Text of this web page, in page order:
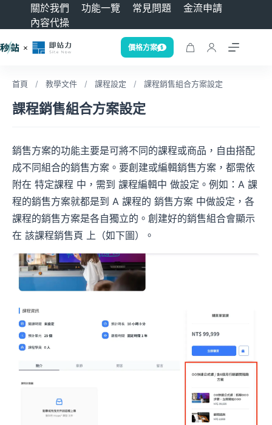
關於我們 功能一覽 常見問題
金流申請
內容代操
價格方案
首頁 / 教學文件 / 課程設定 / 課程銷售組合方案設定
課程銷售組合方案設定
銷售方案的功能主要是可將不同的課程或商品，自由搭配
成不同組合的銷售方案。要創建或編輯銷售方案，都需依
附在 特定課程 中，需到 課程編輯中 做設定。例如：A 課
程的銷售方案就都是到 A 課程的 銷售方案 中做設定，各
課程的銷售方案是各自獨立的。創建好的銷售組合會顯示
在 該課程銷售頁 上（如下圖）。